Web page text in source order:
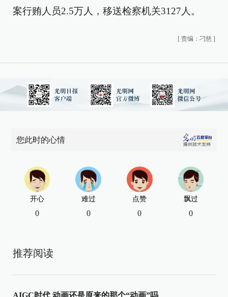
案行贿人员2.5万人，移送检察机关3127人。
[ 责编：刁慈 ]
您此时的心情
开心
0
难过
0
点赞
0
飘过
0
推荐阅读
AIGC时代 动画还是原来的那个“动画”吗